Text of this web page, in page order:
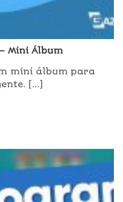
Mini Álbum
mini álbum para
[...]